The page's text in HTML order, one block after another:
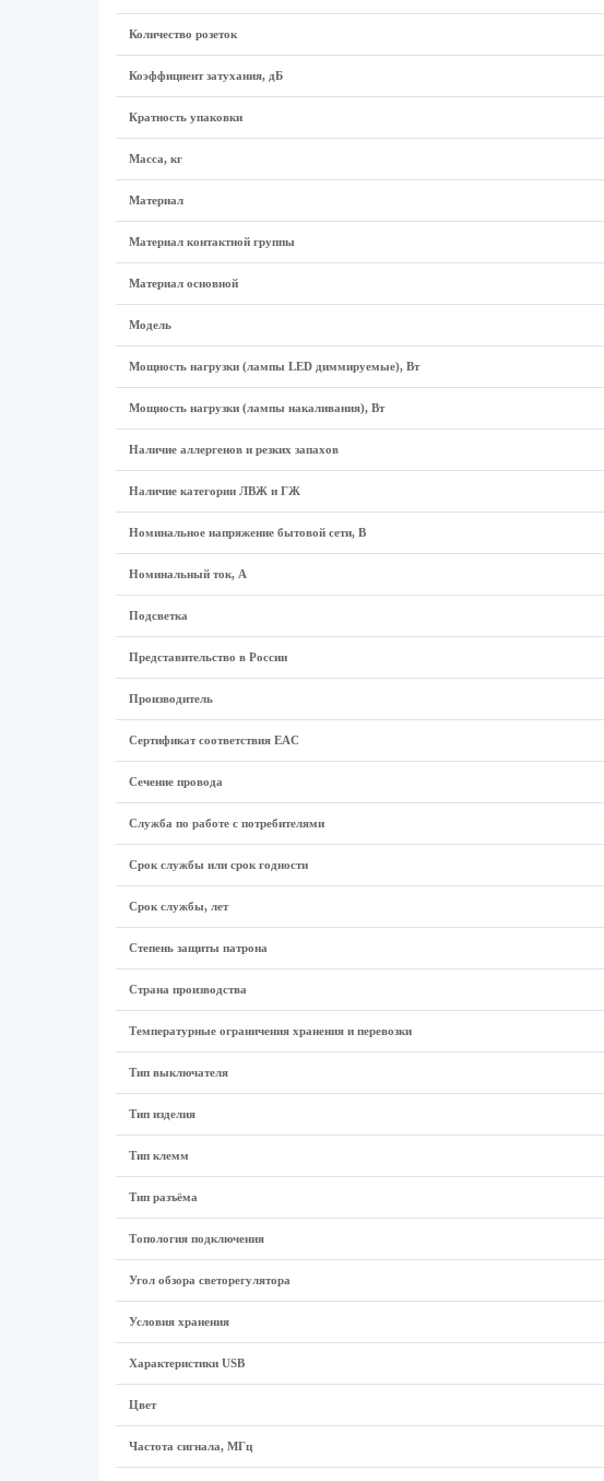
Количество розеток
Коэффициент затухания, дБ
Кратность упаковки
Масса, кг
Материал
Материал контактной группы
Материал основной
Модель
Мощность нагрузки (лампы LED диммируемые), Вт
Мощность нагрузки (лампы накаливания), Вт
Наличие аллергенов и резких запахов
Наличие категории ЛВЖ и ГЖ
Номинальное напряжение бытовой сети, В
Номинальный ток, А
Подсветка
Представительство в России
Производитель
Сертификат соответствия EAC
Сечение провода
Служба по работе с потребителями
Срок службы или срок годности
Срок службы, лет
Степень защиты патрона
Страна производства
Температурные ограничения хранения и перевозки
Тип выключателя
Тип изделия
Тип клемм
Тип разъёма
Топология подключения
Угол обзора светорегулятора
Условия хранения
Характеристики USB
Цвет
Частота сигнала, МГц